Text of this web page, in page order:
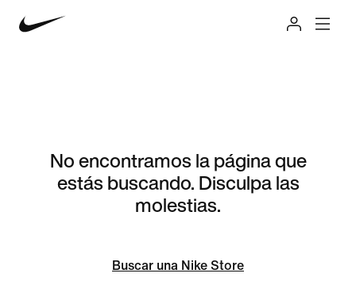
No encontramos la página que
estás buscando. Disculpa las
molestias.
Buscar una Nike Store